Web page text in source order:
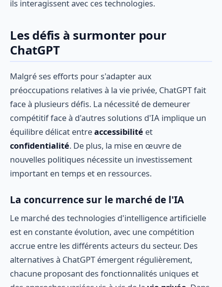
ils interagissent avec ces technologies.
Les défis à surmonter pour
ChatGPT
Malgré ses efforts pour s'adapter aux
préoccupations relatives à la vie privée, ChatGPT fait
face à plusieurs défis. La nécessité de demeurer
compétitif face à d'autres solutions d'IA implique un
équilibre délicat entreaccessibilité et
confidentialité. De plus, la mise en œuvre de
nouvelles politiques nécessite un investissement
important en temps et en ressources.
La concurrence sur le marché de l'IA
Le marché des technologies d'intelligence artificielle
est en constante évolution, avec une compétition
accrue entre les différents acteurs du secteur. Des
alternatives à ChatGPT émergent régulièrement,
chacune proposant des fonctionnalités uniques et